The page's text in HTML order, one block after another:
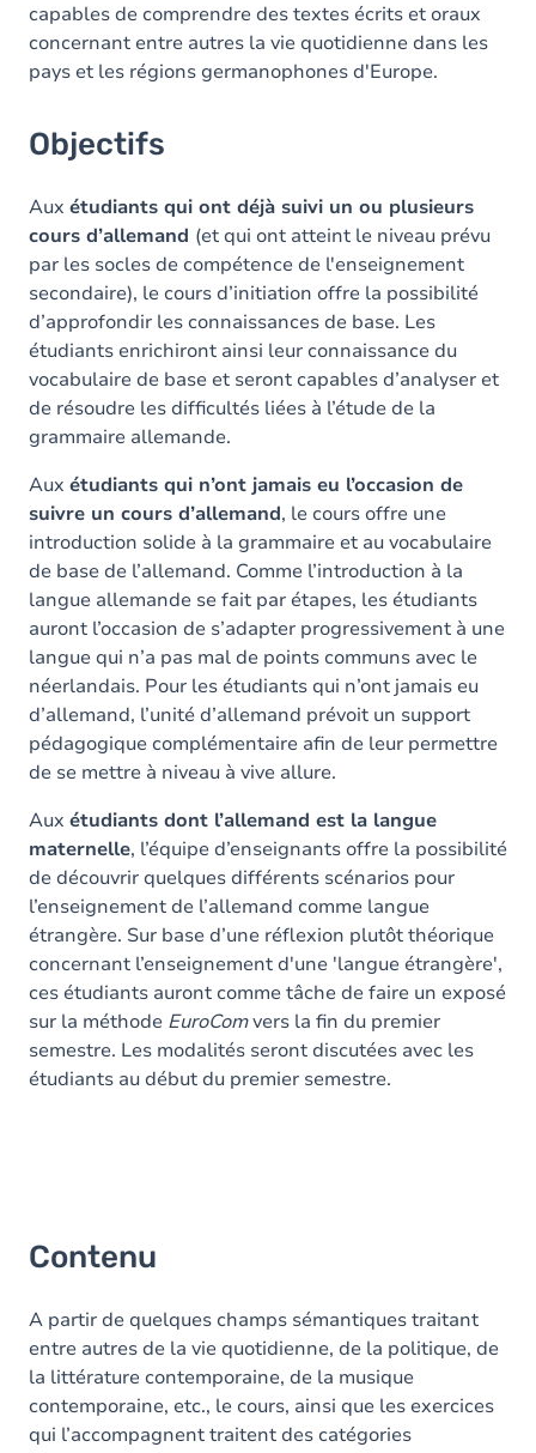
capables de comprendre des textes écrits et oraux
concernant entre autres la vie quotidienne dans les
pays et les régions germanophones d'Europe.
Objectifs
Aux étudiants qui ont déjà suivi un ou plusieurs
cours d’allemand (et qui ont atteint le niveau prévu
par les socles de compétence de l'enseignement
secondaire), le cours d’initiation offre la possibilité
d’approfondir les connaissances de base. Les
étudiants enrichiront ainsi leur connaissance du
vocabulaire de base et seront capables d’analyser et
de résoudre les difficultés liées à l’étude de la
grammaire allemande.
Aux étudiants qui n’ont jamais eu l’occasion de
suivre un cours d’allemand, le cours offre une
introduction solide à la grammaire et au vocabulaire
de base de l’allemand. Comme l’introduction à la
langue allemande se fait par étapes, les étudiants
auront l’occasion de s’adapter progressivement à une
langue qui n’a pas mal de points communs avec le
néerlandais. Pour les étudiants qui n’ont jamais eu
d’allemand, l’unité d’allemand prévoit un support
pédagogique complémentaire afin de leur permettre
de se mettre à niveau à vive allure.
Aux étudiants dont l’allemand est la langue
maternelle, l’équipe d’enseignants offre la possibilité
de découvrir quelques différents scénarios pour
l’enseignement de l’allemand comme langue
étrangère. Sur base d’une réflexion plutôt théorique
concernant l’enseignement d'une 'langue étrangère',
ces étudiants auront comme tâche de faire un exposé
sur la méthode EuroComvers la fin du premier
semestre. Les modalités seront discutées avec les
étudiants au début du premier semestre.
Contenu
A partir de quelques champs sémantiques traitant
entre autres de la vie quotidienne, de la politique, de
la littérature contemporaine, de la musique
contemporaine, etc., le cours, ainsi que les exercices
qui l’accompagnent traitent des catégories